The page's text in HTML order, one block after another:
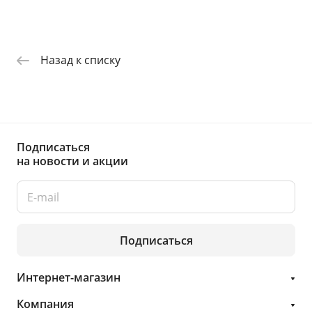
Назад к списку
Подписаться
на новости и акции
Подписаться
Интернет-магазин
Компания